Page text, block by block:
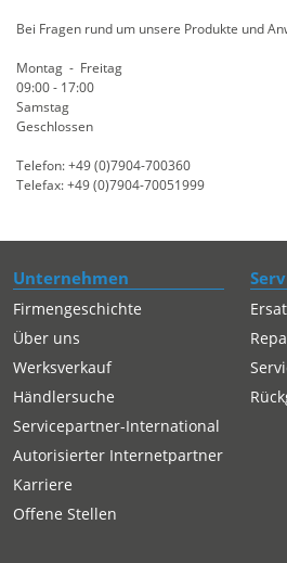
Bei Fragen rund um unsere Produkte und
Montag - Freitag
09:00 - 17:00
Samstag
Geschlossen
Telefon: +49 (0)7904-700360
Telefax: +49 (0)7904-70051999
Unternehmen
Firmengeschichte
Über uns
Werksverkauf
Händlersuche
Servicepartner-International
Autorisierter Internetpartner
Karriere
Offene Stellen